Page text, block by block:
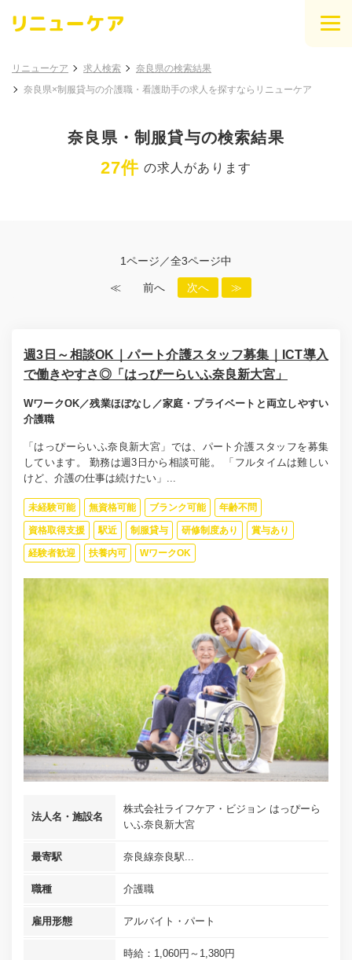
リニューケア 求人検索
奈良県の検索結果
奈良県×制服貸与の介護職・看護助手の求人を探すならリニューケア
奈良県・制服貸与の検索結果
27件 の求人があります
1ページ／全3ページ中
≪ 前へ 次へ ≫
週3日～相談OK｜パート介護スタッフ募集｜ICT導入
で働きやすさ◎「はっぴーらいふ奈良新大宮」
WワークOK／残業ほぼなし／家庭・プライベートと両立しやすい
介護職
「はっぴーらいふ奈良新大宮」では、パート介護スタッフを募集
しています。 勤務は週3日から相談可能。 「フルタイムは難しい
けど、介護の仕事は続けたい」...
未経験可能 無資格可能 ブランク可能 年齢不問
資格取得支援 駅近 制服貸与 研修制度あり 賞与あり
経験者歓迎 扶養内可 WワークOK
法人名・施設名
株式会社ライフケア・ビジョン はっぴーら
いふ奈良新大宮
最寄駅 奈良線奈良駅...
職種 介護職
雇用形態 アルバイト・パート
時給：1,060円～1,380円